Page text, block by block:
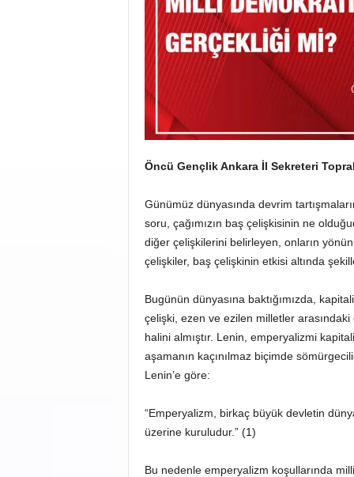
Öncü Gençlik Ankara İl Sekreteri
Günümüz dünyasında devrim
soru, çağımızın baş çelişkisinin ne
diğer çelişkilerini belirleyen, onların
çelişkiler, baş çelişkinin etkisi altında
Bugünün dünyasına baktığımızda,
çelişki, ezen ve ezilen milletler
halini almıştır. Lenin, emperyalizmi
aşamanın kaçınılmaz biçimde
Lenin’e göre:
“Emperyalizm, birkaç büyük devletin
üzerine kuruludur.” (1)
Bu nedenle emperyalizm koşullarında